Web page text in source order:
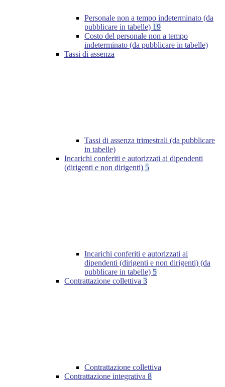
Personale non a tempo indeterminato (da
pubblicare in tabelle) 19
Costo del personale non a tempo
indeterminato (da pubblicare in tabelle)
Tassi di assenza
Tassi di assenza trimestrali (da pubblicare
in tabelle)
Incarichi conferiti e autorizzati ai dipendenti
(dirigenti e non dirigenti) 5
Incarichi conferiti e autorizzati ai
dipendenti (dirigenti e non dirigenti) (da
pubblicare in tabelle) 5
Contrattazione collettiva 3
Contrattazione collettiva
Contrattazione integrativa 8